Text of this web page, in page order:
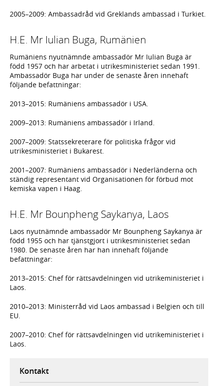
2005–2009: Ambassadråd vid Greklands ambassad i Turkiet.
H.E. Mr Iulian Buga, Rumänien
Rumäniens nyutnämnde ambassadör Mr Iulian Buga är
född 1957 och har arbetat i utrikesministeriet sedan 1991.
Ambassadör Buga har under de senaste åren innehaft
följande befattningar:
2013–2015: Rumäniens ambassadör i USA.
2009–2013: Rumäniens ambassadör i Irland.
2007–2009: Statssekreterare för politiska frågor vid
utrikesministeriet i Bukarest.
2001–2007: Rumäniens ambassadör i Nederländerna och
ständig representant vid Organisationen för förbud mot
kemiska vapen i Haag.
H.E. Mr Bounpheng Saykanya, Laos
Laos nyutnämnde ambassadör Mr Bounpheng Saykanya är
född 1955 och har tjänstgjort i utrikesministeriet sedan
1980. De senaste åren har han innehaft följande
befattningar:
2013–2015: Chef för rättsavdelningen vid utrikeministeriet i
Laos.
2010–2013: Ministerråd vid Laos ambassad i Belgien och till
EU.
2007–2010: Chef för rättsavdelningen vid utrikeministeriet i
Laos.
Kontakt